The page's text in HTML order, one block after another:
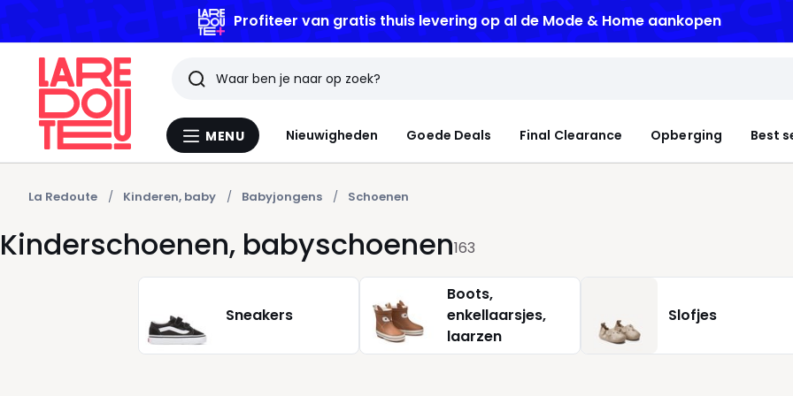
Profiteer van gratis thuis leveringop al de Mode & Home aankopen
Menu
MENU Nieuwigheden Goede Deals Final Clearance Opberging Best
Zoeken
Laatst
bekeken
artikelen
La Redoute Kinderen, baby Babyjongens Schoenen
Kinderschoenen, babyschoenen163
Sneakers
Boots,
enkellaarsjes,
laarzen
Slofjes